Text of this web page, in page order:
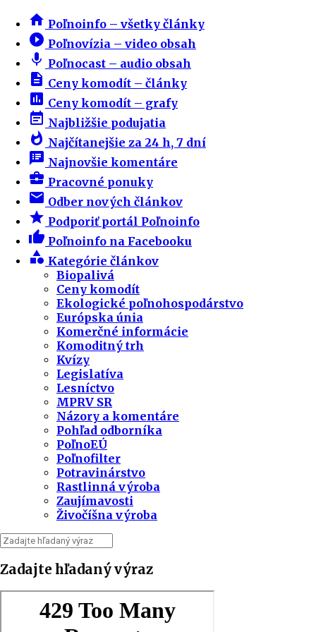
home Poľnoinfo – všetky články
play_circle_filled Poľnovízia – video obsah
mic Poľnocast – audio obsah
description Ceny komodít – články
insert_chart Ceny komodít – grafy
event_note Najbližšie podujatia
whatshot Najčítanejšie za 24 h, 7 dní
speaker_notes Najnovšie komentáre
business_center Pracovné ponuky
email Odber nových článkov
star Podporiť portál Poľnoinfo
thumb_up Poľnoinfo na Facebooku
category Kategórie článkov
Biopalivá
Ceny komodít
Ekologické poľnohospodárstvo
Európska únia
Komerčné informácie
Komoditný trh
Kvízy
Legislatíva
Lesníctvo
MPRV SR
Názory a komentáre
Pohľad odborníka
PoľnoEÚ
Poľnofilter
Potravinárstvo
Rastlinná výroba
Zaujímavosti
Živočíšna výroba
Zadajte hľadaný výraz